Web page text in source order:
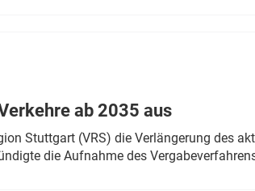
ab 2035 aus
Stuttgart (VRS) die Verlängerung des
die Aufnahme des